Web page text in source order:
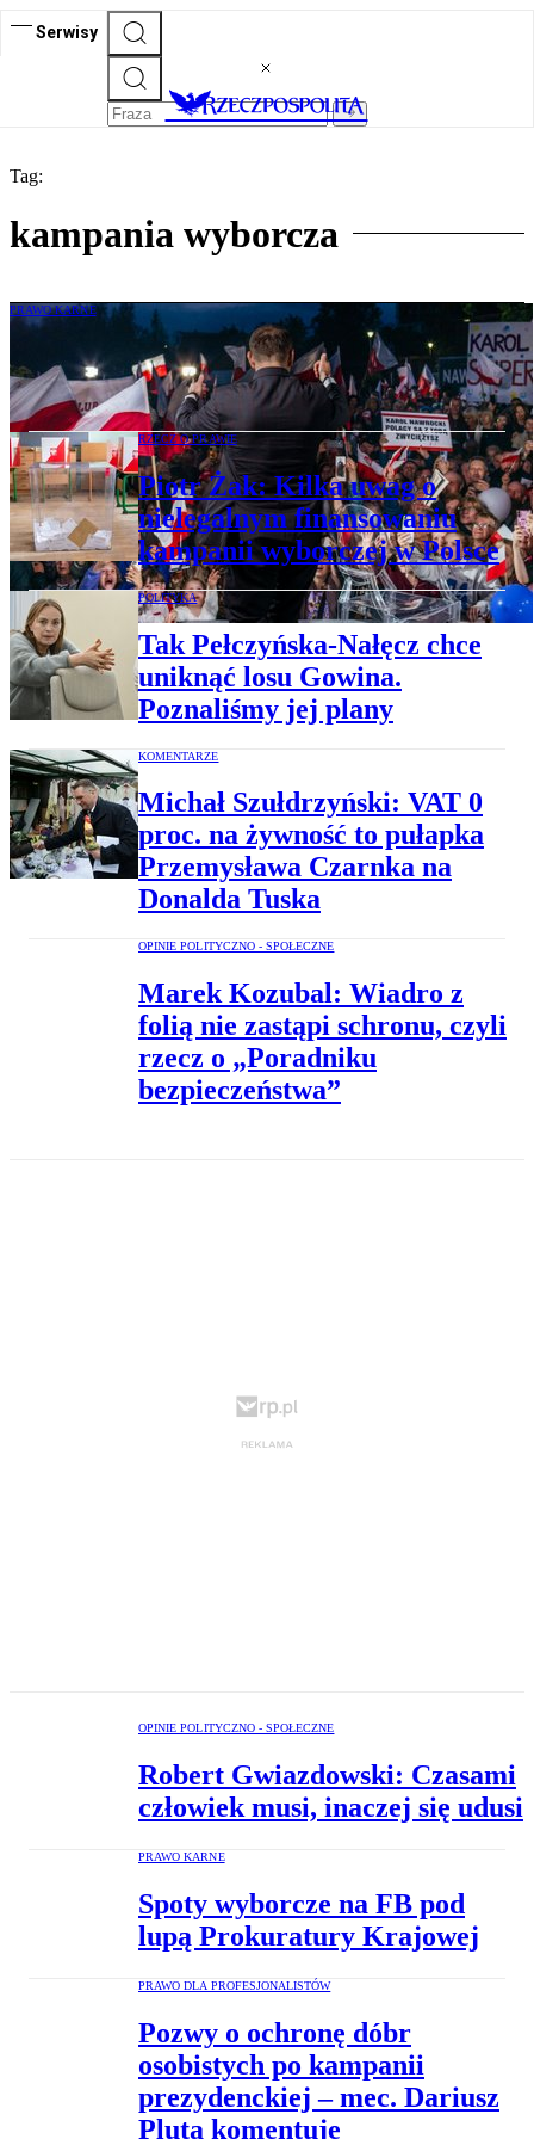
Serwisy
Tag:
kampania wyborcza
PRAWO KARNE
Czy ktoś chciał otruć Karola
Nawrockiego? Jest decyzja prokuratury
RZECZ O PRAWIE
Piotr Żak: Kilka uwag o
nielegalnym finansowaniu
kampanii wyborczej w Polsce
POLITYKA
Tak Pełczyńska-Nałęcz chce
uniknąć losu Gowina.
Poznaliśmy jej plany
KOMENTARZE
Michał Szułdrzyński: VAT 0
proc. na żywność to pułapka
Przemysława Czarnka na
Donalda Tuska
OPINIE POLITYCZNO - SPOŁECZNE
Marek Kozubal: Wiadro z
folią nie zastąpi schronu, czyli
rzecz o „Poradniku
bezpieczeństwa”
OPINIE POLITYCZNO - SPOŁECZNE
Robert Gwiazdowski: Czasami
człowiek musi, inaczej się udusi
PRAWO KARNE
Spoty wyborcze na FB pod
lupą Prokuratury Krajowej
PRAWO DLA PROFESJONALISTÓW
Pozwy o ochronę dóbr
osobistych po kampanii
prezydenckiej – mec. Dariusz
Pluta komentuje